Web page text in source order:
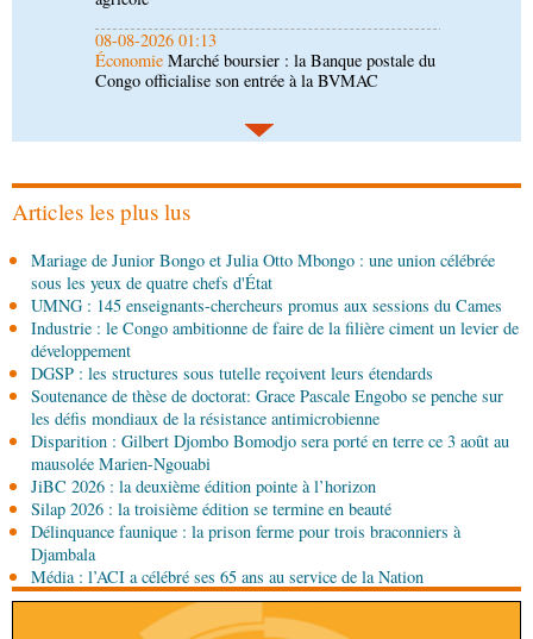
08-08-2026 01:00
SociétéAccélération du développement: la
République du Congo mise sur sa diaspora
08-08-2026 00:45
gouvernement présente sa politique économique et
sociale 2027-2029 au Parlement
SociétéAssainissement et développement local :
les Nations unies réitèrent leur soutien au Congo
07-08-2026 11:03
SportFootball, le week-end des Diables rouges et
des Congolais de la diaspora en Coupes d'Europe
(matches aller du 3e tour)
07-08-2026 10:15
Afrique-MondeAfrique de l'Ouest : les mafias du
numérique inventent une nouvelle traite humaine
Sport Nzango: Sylvie Malonga élue présidente du
bureau exécutif d’Afis sport Pointe-Noire
Articles les plus lus
Mariage de Junior Bongo et Julia Otto Mbongo : une union célébrée
sous les yeux de quatre chefs d'État
UMNG : 145 enseignants-chercheurs promus aux sessions du Cames
Industrie : le Congo ambitionne de faire de la filière ciment un levier de
développement
DGSP : les structures sous tutelle reçoivent leurs étendards
Soutenance de thèse de doctorat: Grace Pascale Engobo se penche sur
les défis mondiaux de la résistance antimicrobienne
Disparition : Gilbert Djombo Bomodjo sera porté en terre ce 3 août au
mausolée Marien-Ngouabi
JiBC 2026 : la deuxième édition pointe à l’horizon
Silap 2026 : la troisième édition se termine en beauté
Délinquance faunique : la prison ferme pour trois braconniers à
Djambala
Média : l’ACI a célébré ses 65 ans au service de la Nation